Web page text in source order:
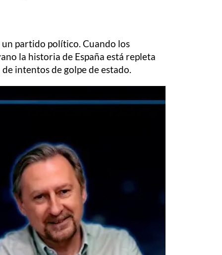
partido político. Cuando los
la historia de España está repleta
intentos de golpe de estado.